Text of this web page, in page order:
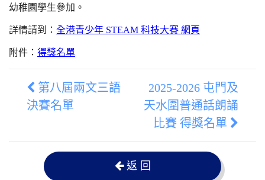
幼稚園學生參加。
詳情請到： 全港青少年 STEAM 科技大賽 網頁
附件： 得獎名單
第八屆兩文三語
決賽名單
2025-2026 屯門及
天水圍普通話朗誦
比賽 得獎名單
返 回